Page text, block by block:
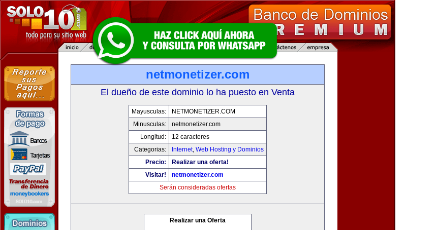
netmonetizer.com
El dueño de este dominio lo ha puesto en Venta
Mayusculas:
NETMONETIZER.COM
Minusculas:
netmonetizer.com
Longitud:
12 caracteres
Categorias:
Internet, Web Hosting y Dominios
Precio:
Realizar una oferta!
Visitar!
netmonetizer.com
Serán consideradas ofertas
Realizar una Oferta